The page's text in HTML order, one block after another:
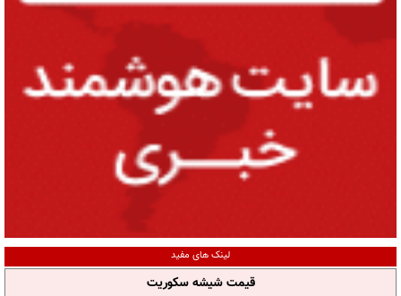
لینک های مفید
قیمت شیشه سکوریت